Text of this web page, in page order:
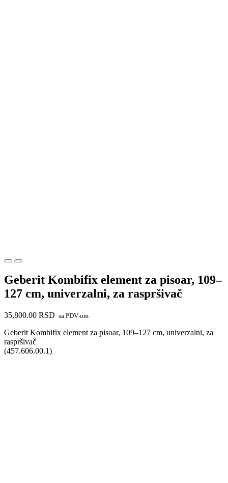
Geberit Kombifix element za pisoar, 109–
127 cm, univerzalni, za raspršivač
35,800.00 RSD sa PDV-om
Geberit Kombifix element za pisoar, 109–127 cm, univerzalni, za
raspršivač
(457.606.00.1)